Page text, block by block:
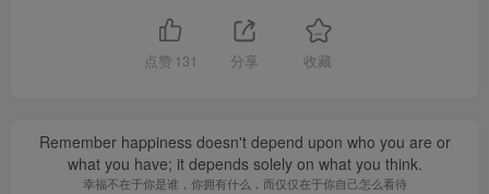
点赞 131 分享 收藏
Remember happiness doesn't depend upon who you are or
what you have; it depends solely on what you think.
幸福不在于你是谁，你拥有什么，而仅仅在于你自己怎么看待